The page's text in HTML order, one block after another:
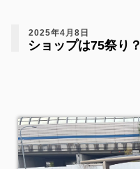
2025年4月8日
ショップは75祭り？